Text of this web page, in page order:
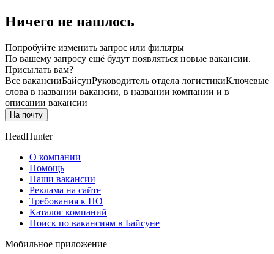
Ничего не нашлось
Попробуйте изменить запрос или фильтры
По вашему запросу ещё будут появляться новые вакансии.
Присылать вам?
Все вакансииБайсунРуководитель отдела логистикиКлючевые
слова в названии вакансии, в названии компании и в
описании вакансии
На почту
HeadHunter
О компании
Помощь
Наши вакансии
Реклама на сайте
Требования к ПО
Каталог компаний
Поиск по вакансиям в Байсуне
Мобильное приложение